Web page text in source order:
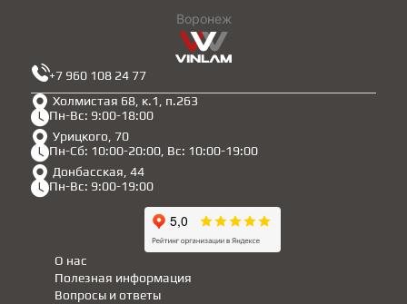
Воронеж
Холмистая 68, к.1, п.263
Пн-Вс: 9:00-18:00
Урицкого, 70
Пн-Сб: 10:00-20:00, Вс: 10:00-19:00
Донбасская, 44
Пн-Вс: 9:00-19:00
+7 960 108 24 77
Полезная информация
Вопросы и ответы
О нас